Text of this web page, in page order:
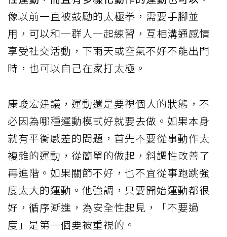
像以前一直被鼓勵的太極拳，需要手腳並
用，可以和一群人一起練習，互相溝通感情
享受社交活動，下雨天或空氣不好不能出門
時，也可以自己在家打太極。
康峻宏建議，運動還是要視個人的狀態，不
必因為哪種運動模式好就要去做。如果本身
就有平衡感差的問題，首先不要從事動作太
複雜的運動，從簡單的做起，斜調性改善了
再進階。如果關節不好，也不宜從事跑跳強
度太大的運動。他強調，只要開始運動都很
好，循序漸進，為安全性起見，「不要過
度」是第一個要被重視的。